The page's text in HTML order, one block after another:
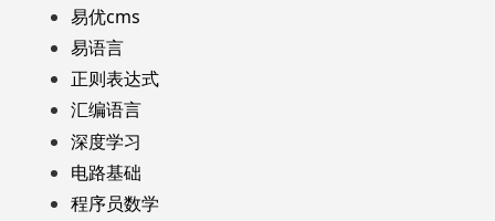
易优cms
易语言
正则表达式
汇编语言
深度学习
电路基础
程序员数学